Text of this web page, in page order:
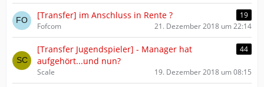
[Transfer] im Anschluss in Rente ?
19
Fofcom
21. Dezember 2018 um 22:14
[Transfer Jugendspieler] - Manager hat
aufgehört...und nun?
44
Scale 19. Dezember 2018 um 08:15